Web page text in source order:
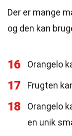
Der er mange
og den kan
16 Orangelo
17 Frugten
18
Orangelo
en unik